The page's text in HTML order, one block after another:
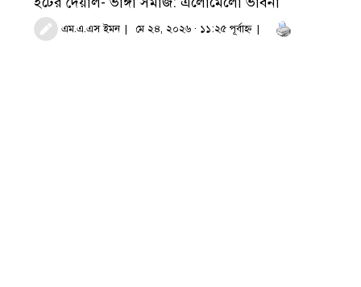
এম.এ.এস ইমন মে ২৪, ২০২৬ · ১১:২৫ পূর্বাহ্ণ